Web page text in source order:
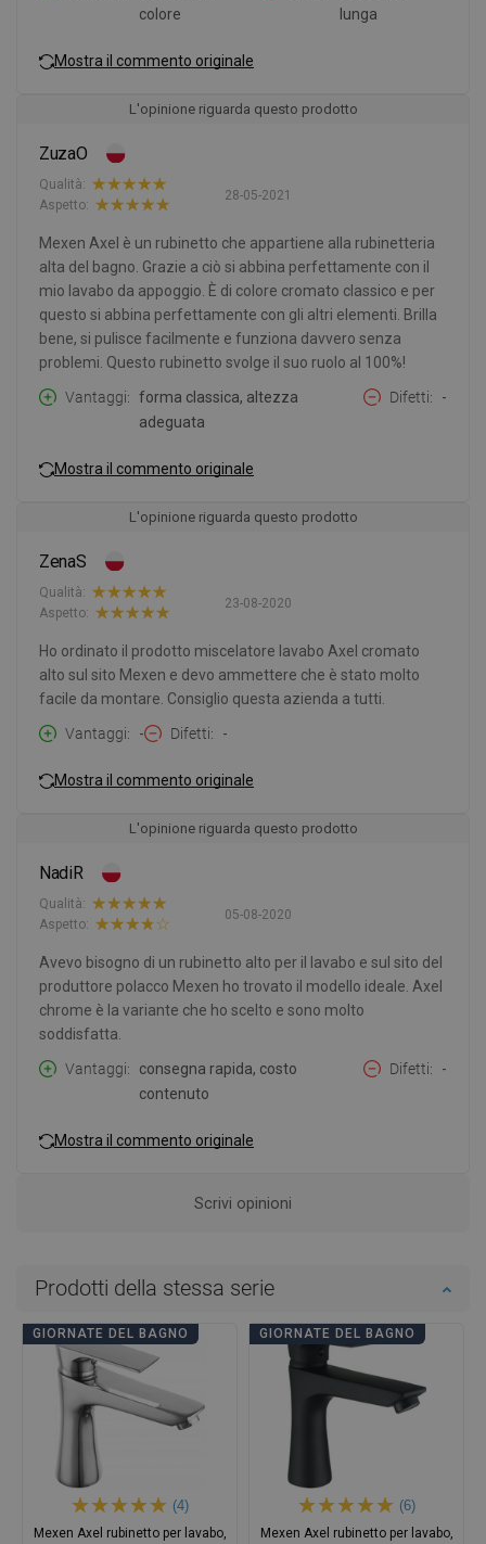
colore
lunga
Mostra il commento originale
L'opinione riguarda questo prodotto
ZuzaO
28-05-2021
Qualità:
Aspetto:
Mexen Axel è un rubinetto che appartiene alla rubinetteria
alta del bagno. Grazie a ciò si abbina perfettamente con il
mio lavabo da appoggio. È di colore cromato classico e per
questo si abbina perfettamente con gli altri elementi. Brilla
bene, si pulisce facilmente e funziona davvero senza
problemi. Questo rubinetto svolge il suo ruolo al 100%!
Vantaggi
forma classica, altezza
adeguata
Difetti -
Mostra il commento originale
L'opinione riguarda questo prodotto
ZenaS
23-08-2020
Qualità:
Aspetto:
Ho ordinato il prodotto miscelatore lavabo Axel cromato
alto sul sito Mexen e devo ammettere che è stato molto
facile da montare. Consiglio questa azienda a tutti.
Vantaggi
- Difetti -
Mostra il commento originale
L'opinione riguarda questo prodotto
NadiR
05-08-2020
Qualità:
Aspetto:
Avevo bisogno di un rubinetto alto per il lavabo e sul sito del
produttore polacco Mexen ho trovato il modello ideale. Axel
chrome è la variante che ho scelto e sono molto
soddisfatta.
Vantaggi
consegna rapida, costo
contenuto
Difetti -
Mostra il commento originale
Scrivi opinioni
Prodotti della stessa serie
GIORNATE DEL BAGNO
(4)
Mexen Axel rubinetto per lavabo,
GIORNATE DEL BAGNO
(6)
Mexen Axel rubinetto per lavabo,